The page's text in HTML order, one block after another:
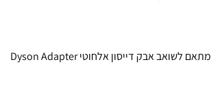
מתאם לשואב אבק דייסון אלחוטי Dyson Adapter